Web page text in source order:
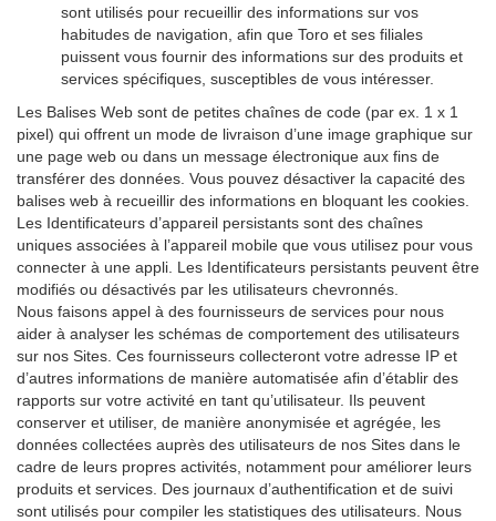
sont utilisés pour recueillir des informations sur vos
habitudes de navigation, afin que Toro et ses filiales
puissent vous fournir des informations sur des produits et
services spécifiques, susceptibles de vous intéresser.
Les Balises Web sont de petites chaînes de code (par ex. 1 x 1
pixel) qui offrent un mode de livraison d’une image graphique sur
une page web ou dans un message électronique aux fins de
transférer des données. Vous pouvez désactiver la capacité des
balises web à recueillir des informations en bloquant les cookies.
Les Identificateurs d’appareil persistants sont des chaînes
uniques associées à l’appareil mobile que vous utilisez pour vous
connecter à une appli. Les Identificateurs persistants peuvent être
modifiés ou désactivés par les utilisateurs chevronnés.
Nous faisons appel à des fournisseurs de services pour nous
aider à analyser les schémas de comportement des utilisateurs
sur nos Sites. Ces fournisseurs collecteront votre adresse IP et
d’autres informations de manière automatisée afin d’établir des
rapports sur votre activité en tant qu’utilisateur. Ils peuvent
conserver et utiliser, de manière anonymisée et agrégée, les
données collectées auprès des utilisateurs de nos Sites dans le
cadre de leurs propres activités, notamment pour améliorer leurs
produits et services. Des journaux d’authentification et de suivi
sont utilisés pour compiler les statistiques des utilisateurs. Nous